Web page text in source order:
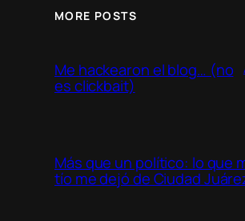
MORE POSTS
Me hackearon el blog… (no
es clickbait)
Más que un político: lo que
tío me dejó de Ciudad